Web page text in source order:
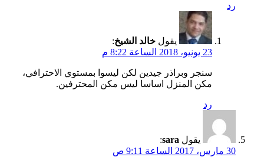
رد
يقول خالد الشيخ:
23 يونيو، 2018 الساعة 8:22 م
سنجر وبراذر جيدين لكن ليسوا بمستوي الاحترافي،
مكن المنزل اساسا ليس مكن المحترفين.
رد
يقول sara
:
30 مارس، 2017 الساعة 9:11 ص